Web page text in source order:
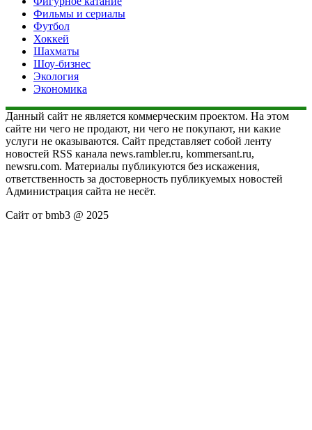
Фильмы и сериалы
Футбол
Хоккей
Шахматы
Шоу-бизнес
Экология
Экономика
Данный сайт не является коммерческим проектом. На этом
сайте ни чего не продают, ни чего не покупают, ни какие
услуги не оказываются. Сайт представляет собой ленту
новостей RSS канала news.rambler.ru, kommersant.ru,
newsru.com. Материалы публикуются без искажения,
ответственность за достоверность публикуемых новостей
Администрация сайта не несёт.
Сайт от bmb3 @ 2025